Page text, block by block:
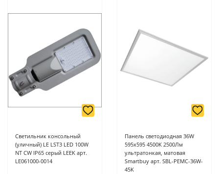
Светильник консольный
(уличный) LE LST3 LED 100W
NT CW IP65 серый LEEK арт.
LE061000-0014
Панель светодиодная 36W
595х595 4500K 2500Лм
ультратонкая, матовая
Smartbuy арт. SBL-PEMC-36W-
45K